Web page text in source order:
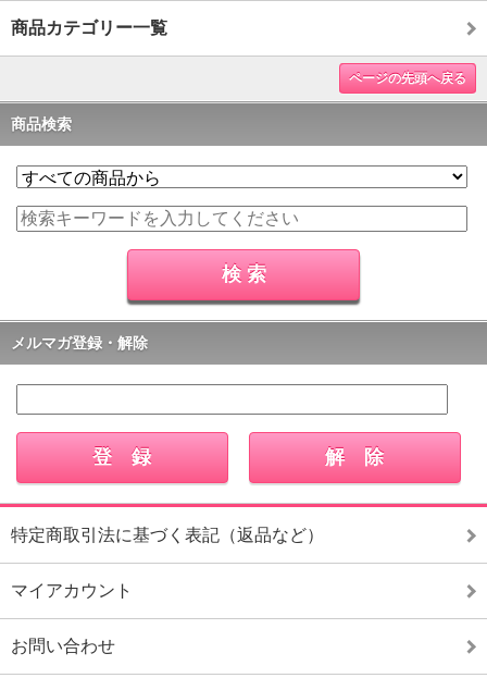
商品カテゴリー一覧
ページの先頭へ戻る
商品検索
メルマガ登録・解除
特定商取引法に基づく表記（返品など）
マイアカウント
お問い合わせ